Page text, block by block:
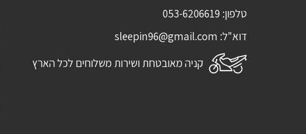
טלפון: 053-6206619
דוא"ל: sleepin96@gmail.com
קניה מאובטחת ושירות משלוחים לכל הארץ